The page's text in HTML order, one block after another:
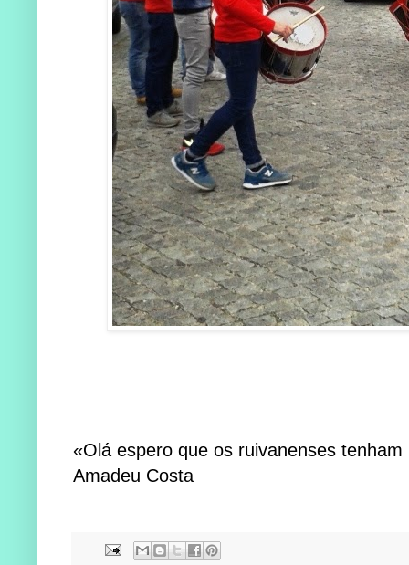
«Olá espero que os ruivanenses
Amadeu Costa